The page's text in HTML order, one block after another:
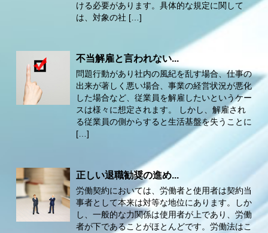
ける必要があります。具体的な規定に関して
は、対象の社 […]
不当解雇と言われない...
問題行動があり社内の風紀を乱す場合、仕事の
出来が著しく悪い場合、事業の経営状況が悪化
した場合など、従業員を解雇したいというケー
スは様々に想定されます。 しかし、解雇され
る従業員の側からすると生活基盤を失うことに
[…]
正しい退職勧奨の進め...
労働契約においては、労働者と使用者は契約当
事者として本来は対等な地位にあります。しか
し、一般的な力関係は使用者が上であり、労働
者が下であることがほとんどです。労働法はこ